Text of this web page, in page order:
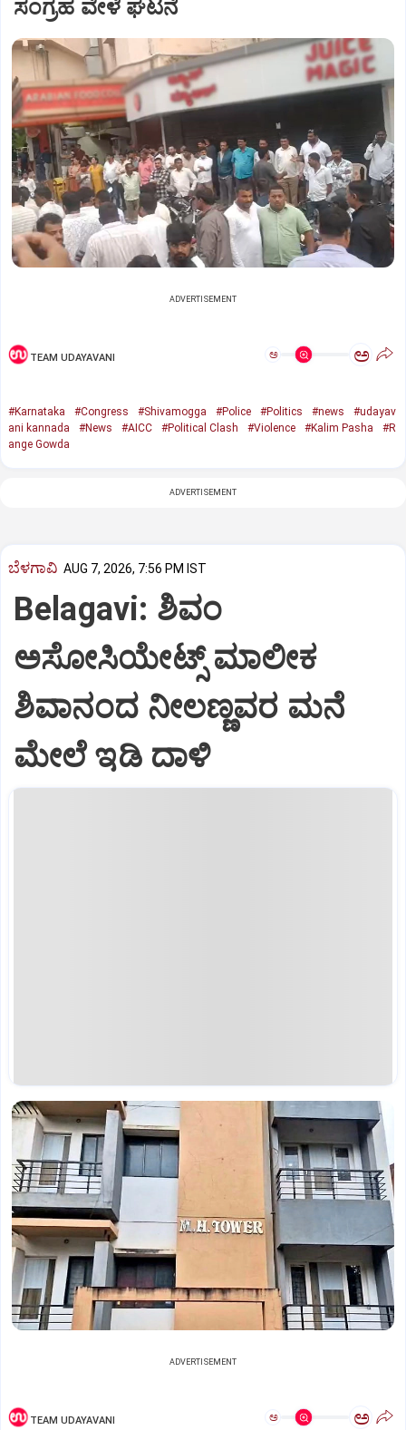
ಸಂಗ್ರಹ ವೇಳೆ ಘಟನೆ
ADVERTISEMENT
TEAM UDAYAVANI ಅ ಅ
#Karnataka #Congress #Shivamogga #Police #Politics #news
#udayav
ani kannada
#News #AICC #Political Clash #Violence #Kalim Pasha
#R
ange Gowda
ADVERTISEMENT
ಬೆಳಗಾವಿ AUG 7, 2026, 7:56 PM IST
Belagavi: ಶಿವಂ
ಅಸೋಸಿಯೇಟ್ಸ್ ಮಾಲೀಕ
ಶಿವಾನಂದ ನೀಲಣ್ಣವರ ಮನೆ
ಮೇಲೆ ಇಡಿ‌ ದಾಳಿ
ADVERTISEMENT
TEAM UDAYAVANI ಅ ಅ